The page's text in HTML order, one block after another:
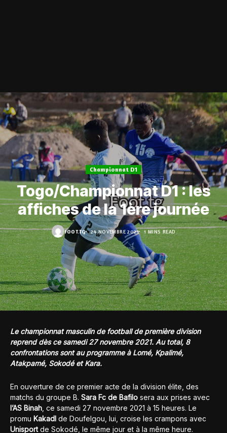
Championnat D1
Togo/Championnat D1 : les
affiches de la 1ère journée
FOOT.TG 24 NOVEMBRE 2021 1 MINS READ
Le championnat masculin de football de première division
reprend dès ce samedi 27 novembre 2021. Au total, 8
confrontations sont au programme à Lomé, Kpalimé,
Atakpamé, Sokodé et Kara.
En ouverture de ce premier acte de la division élite, des
matchs du groupe B. Sara Fc de Bafilo sera aux prises avec
l’AS Binah , ce samedi 27 novembre 2021 à 15 heures. Le
promu Kakadl de Doufelgou, lui, croise les crampons avec
Unisportde Sokodé, le même jour et à la même heure.